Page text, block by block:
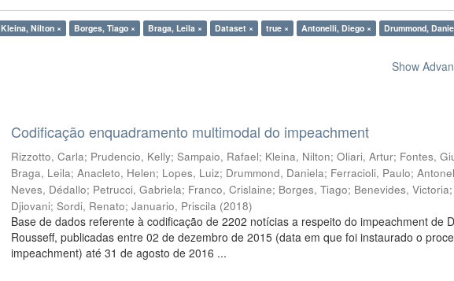
Kleina, Nilton × Borges, Tiago × Braga, Leila × Dataset × true × Antonelli, Diego ×
Drummond,
Show
Codificação enquadramento multimodal do impeachment
Rizzotto, Carla; Prudencio, Kelly;Sampaio, Rafael; Kleina, Nilton;Oliari, Artur; Fontes,
Braga, Leila;Anacleto, Helen; Lopes, Luiz; Drummond, Daniela; Ferracioli, Paulo;
Neves, Dédallo; Petrucci, Gabriela; Franco, Crislaine; Borges, Tiago; Benevides, Victoria;
Djiovani;Sordi, Renato;Januario, Priscila (2018)
Base de dados referente à codificação de 2202 notícias a respeito do impeachment de
Rousseff, publicadas entre 02 de dezembro de 2015 (data em que foi instaurado o
impeachment) até 31 de agosto de 2016 ...